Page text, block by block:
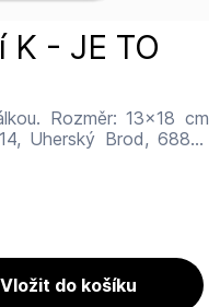
Rozměr: 13x18 cm